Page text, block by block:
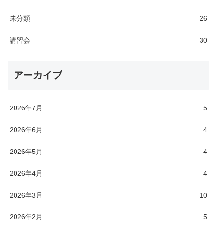
未分類 26
講習会 30
アーカイブ
2026年7月 5
2026年6月 4
2026年5月 4
2026年4月 4
2026年3月 10
2026年2月 5